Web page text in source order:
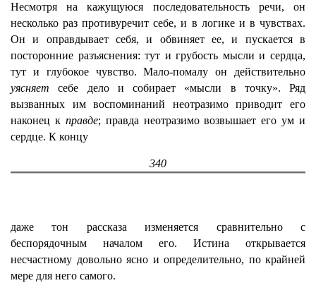
Несмотря на кажущуюся последовательность речи, он
несколько раз противуречит себе, и в логике и в чувствах.
Он и оправдывает себя, и обвиняет ее, и пускается в
посторонние разъяснения: тут и грубость мысли и сердца,
тут и глубокое чувство. Мало-помалу он действительно
уясняет себе дело и собирает «мысли в точку». Ряд
вызванных им воспоминаний неотразимо приводит его
наконец к правде; правда неотразимо возвышает его ум и
сердце. К концу
340
даже тон рассказа изменяется сравнительно с
беспорядочным началом его. Истина открывается
несчастному довольно ясно и определительно, по крайней
мере для него самого.